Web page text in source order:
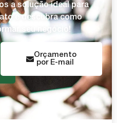
a solução ideal para
e descubra como
seu negócio!
Orçamento
por E-mail